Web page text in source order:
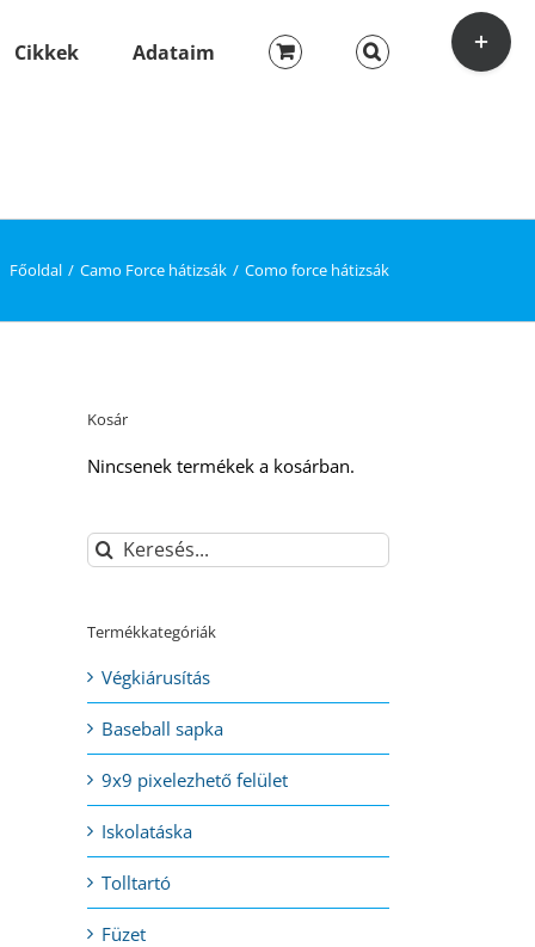
Cikkek Adataim
Főoldal Camo Force hátizsák Como force hátizsák
Kosár
Nincsenek termékek a kosárban.
Keresés...
Termékkategóriák
Végkiárusítás
Baseball sapka
9x9 pixelezhető felület
Iskolatáska
Tolltartó
Füzet
Toggle
Sliding
Bar